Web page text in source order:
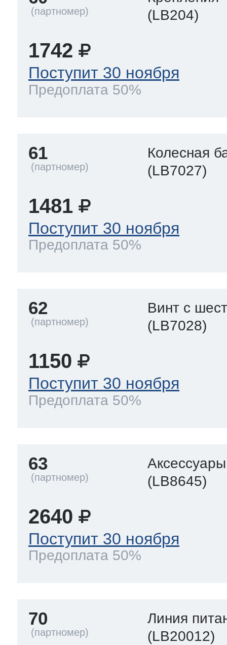
(LB204)
1742
Поступит 30 ноября
Предоплата 50%
61
Колесная
(LB7027)
1481
Поступит 30 ноября
Предоплата 50%
62
Винт с
(LB7028)
1150
Поступит 30 ноября
Предоплата 50%
63
(LB8645)
2640
Поступит 30 ноября
Предоплата 50%
70
Линия
(LB20012)